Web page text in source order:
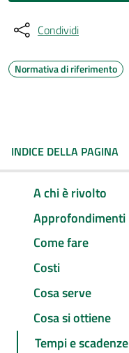
Condividi
Normativa di riferimento
INDICE DELLA PAGINA
A chi è rivolto
Approfondimenti
Come fare
Costi
Cosa serve
Cosa si ottiene
Tempi e scadenze